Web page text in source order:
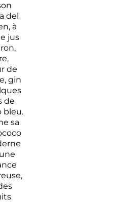
del
à
jus
de
gin
de
bleu.
sa